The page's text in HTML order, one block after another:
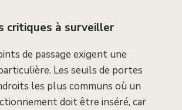
critiques à surveiller
de passage exigent une
Les seuils de portes
les plus communs où un
doit être inséré, car